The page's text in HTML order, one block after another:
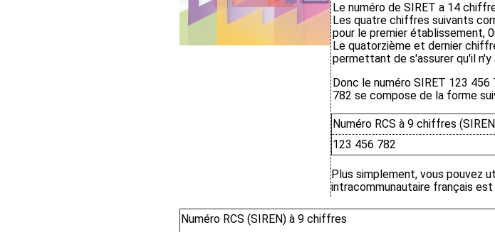
Le numéro de SIRET a 14
Les quatre chiffres suivants
pour le premier établissement,
Le quatorzième et dernier
permettant de s'assurer qu'il
Donc le numéro SIRET 123
782 se compose de la forme
Numéro RCS à 9 chiffres
123 456 782
Plus simplement, vous pouvez
intracommunautaire français
Numéro RCS (SIREN) à 9 chiffres